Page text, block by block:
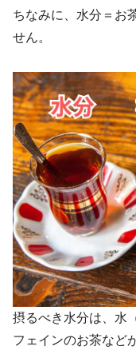
ちなみに、水分＝お
せん。
摂るべき水分は、水
フェインのお茶など